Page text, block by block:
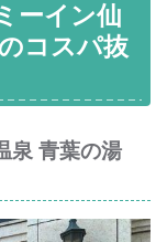
ーイン仙
コスパ抜
泉 青葉の湯